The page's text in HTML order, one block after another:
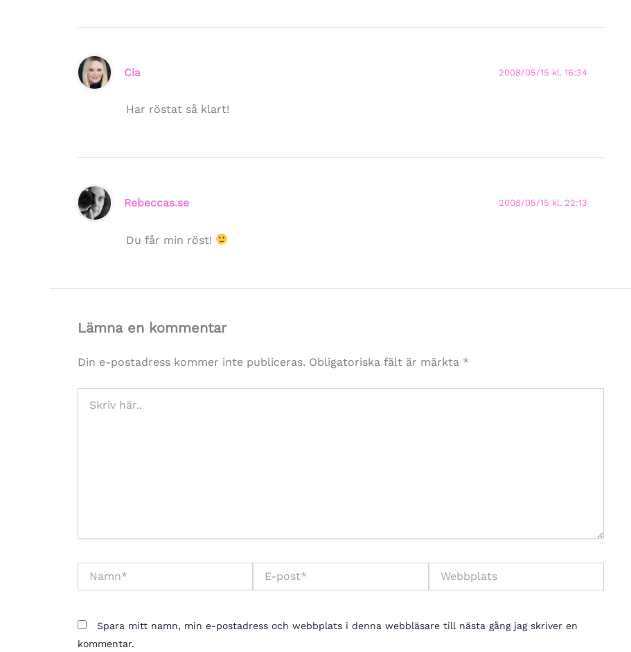
Cia 2008/05/15 kl. 16:34
Har röstat så klart!
Rebeccas.se 2008/05/15 kl. 22:13
Du får min röst!
Lämna en kommentar
Din e-postadress kommer inte publiceras. Obligatoriska fält är märkta *
här..
post*
Spara mitt namn, min e-postadress och webbplats i denna webbläsare till nästa gång jag skriver en
kommentar.